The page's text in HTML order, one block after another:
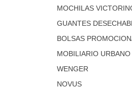
MOCHILAS
GUANTES
BOLSAS
MOBILIARIO URBANO
WENGER
NOVUS